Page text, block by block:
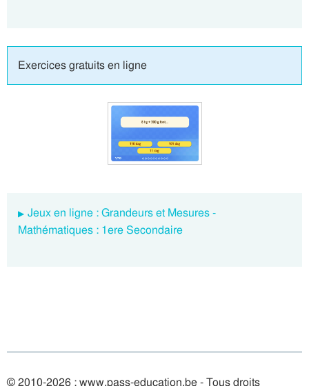
Exercices gratuits en ligne
Jeux en ligne : Grandeurs et Mesures -
Mathématiques : 1ere Secondaire
© 2010-2026 : www.pass-education.be - Tous droits